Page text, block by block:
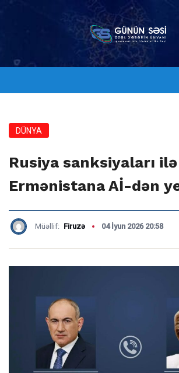
DÜNYA
Rusiya sanksiyaları
Ermənistana Aİ-dən
Müəllif: Firuzə 04 İyun 2026 20:58